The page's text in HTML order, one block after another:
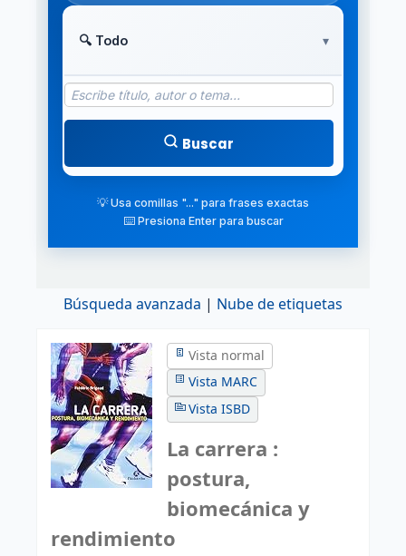
Buscar
💡 Usa comillas "..." para frases exactas
⌨️ Presiona Enter para buscar
Búsqueda avanzada Nube de etiquetas
Vista normal
Vista MARC
Vista ISBD
La carrera :
postura,
biomecánica y
rendimiento